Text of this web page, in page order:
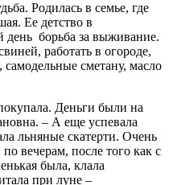
Родилась в семье, где
Ее детство в
день борьба за выживание.
работать в огороде,
самодельные сметану, масло
Деньги были на
– А еще успевала
льняные скатерти. Очень
вечерам, после того как с
была, клала
при луне –